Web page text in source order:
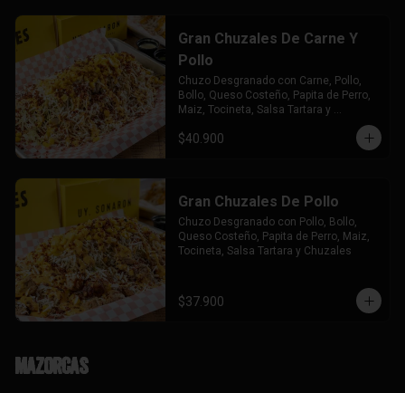
Gran Chuzales De Carne Y
Pollo
Chuzo Desgranado con Carne, Pollo,
Bollo, Queso Costeño, Papita de Perro,
Maiz, Tocineta, Salsa Tartara y
$40.900
Gran Chuzales De Pollo
Chuzo Desgranado con Pollo, Bollo,
Queso Costeño, Papita de Perro, Maiz,
Tocineta, Salsa Tartara y Chuzales
$37.900
Mazorcas